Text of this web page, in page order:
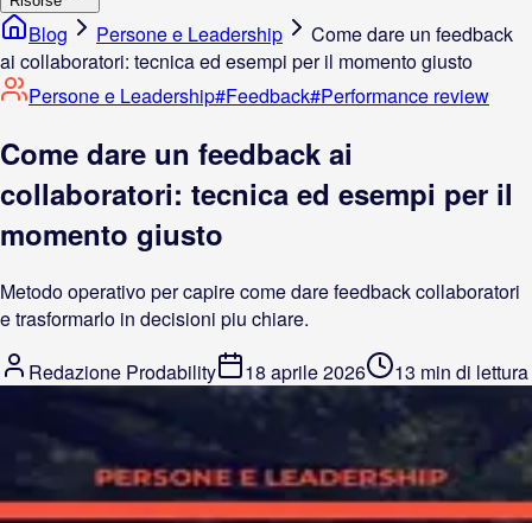
Blog Persone e Leadership
Come dare un feedback
ai collaboratori: tecnica ed esempi per il momento giusto
Persone e Leadership#Feedback#Performance review
Come dare un feedback ai
collaboratori: tecnica ed esempi per il
momento giusto
Metodo operativo per capire come dare feedback collaboratori
e trasformarlo in decisioni piu chiare.
Redazione Prodability
18 aprile 2026 13 min di lettura